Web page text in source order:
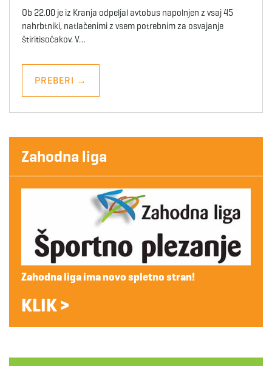
Ob 22.00 je iz Kranja odpeljal avtobus napolnjen z vsaj 45
nahrbtniki, natlačenimi z vsem potrebnim za osvajanje
štiritisočakov. V…
PREBERI →
Zahodna liga
Zahodna liga ima novo spletno stran!
KLIK >